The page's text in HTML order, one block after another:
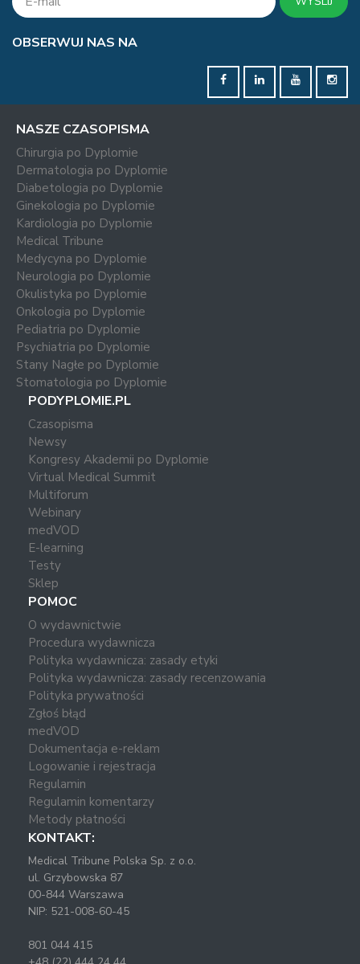
OBSERWUJ NAS NA
NASZE CZASOPISMA
Chirurgia po Dyplomie
Dermatologia po Dyplomie
Diabetologia po Dyplomie
Ginekologia po Dyplomie
Kardiologia po Dyplomie
Medical Tribune
Medycyna po Dyplomie
Neurologia po Dyplomie
Okulistyka po Dyplomie
Onkologia po Dyplomie
Pediatria po Dyplomie
Psychiatria po Dyplomie
Stany Nagłe po Dyplomie
Stomatologia po Dyplomie
PODYPLOMIE.PL
Czasopisma
Newsy
Kongresy Akademii po Dyplomie
Virtual Medical Summit
Multiforum
Webinary
medVOD
E-learning
Testy
Sklep
POMOC
O wydawnictwie
Procedura wydawnicza
Polityka wydawnicza: zasady etyki
Polityka wydawnicza: zasady recenzowania
Polityka prywatności
Zgłoś błąd
medVOD
Dokumentacja e-reklam
Logowanie i rejestracja
Regulamin
Regulamin komentarzy
Metody płatności
KONTAKT:
Medical Tribune Polska Sp. z o.o.
ul. Grzybowska 87
00-844 Warszawa
NIP: 521-008-60-45
801 044 415